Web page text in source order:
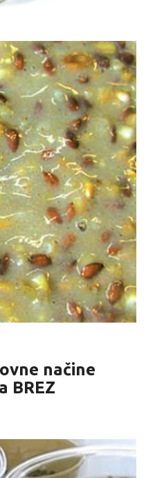
načine
BREZ